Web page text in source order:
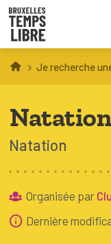
Infos
Droit au
À
Je recherche
Natation
Organisée par
Dernière